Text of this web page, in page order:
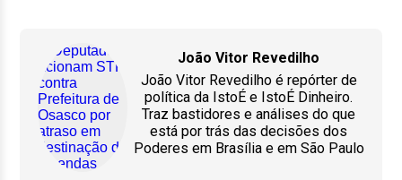
João Vitor Revedilho
João Vitor Revedilho é repórter de
política da IstoÉ e IstoÉ Dinheiro.
Traz bastidores e análises do que
está por trás das decisões dos
Poderes em Brasília e em São Paulo